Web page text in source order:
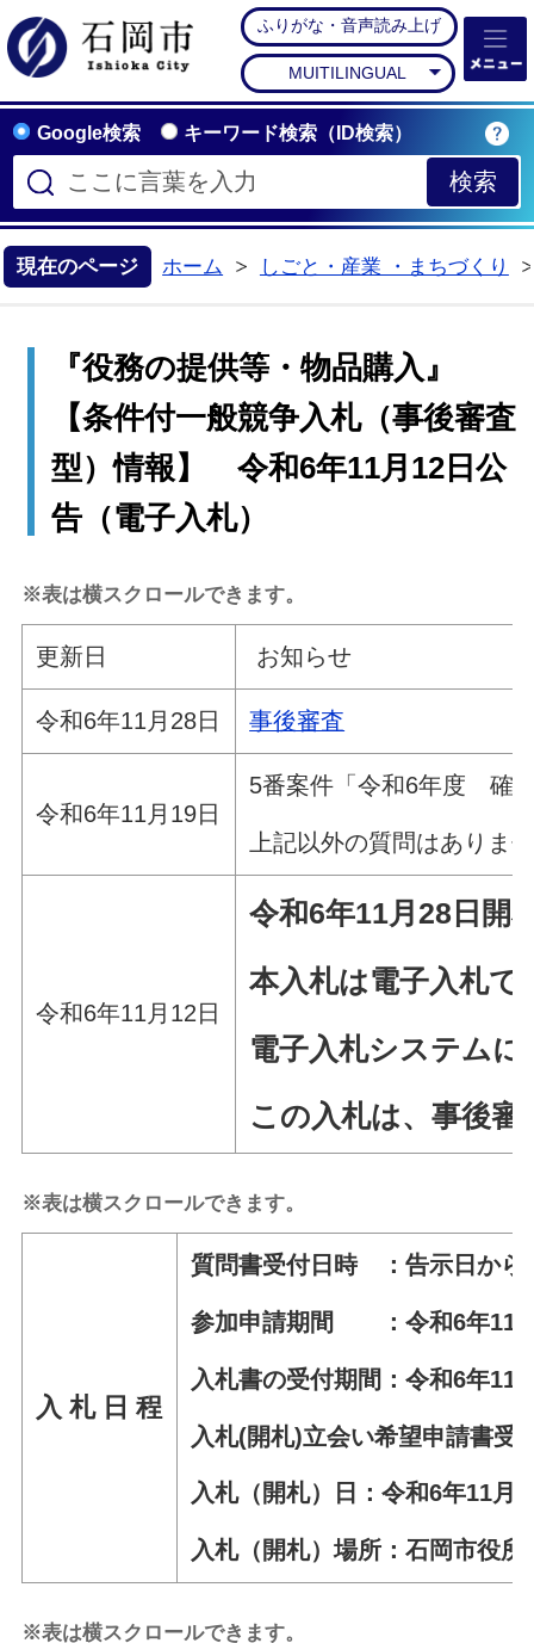
石岡市公式ホームペー
ふりがな・音声読み上げ
MUITILINGUAL
Google検索 キーワード検索（ID検索）
現在のページ ホーム
しごと・産業 ・まちづくり
『役務の提供等・物品購入』
【条件付一般競争入札（事後審査
型）情報】 令和6年11月12日公
告（電子入札）
※表は横スクロールできます。
更新日 お知らせ
令和6年11月28日 事後審査
令和6年11月19日
5番案件「令和6年度 確
上記以外の質問はありま
令和6年11月12日
令和6年11月28 日 開
本入札は電子入札で
電子入札システム
この入札は、事後
※表は横スクロールできます。
入 札 日 程
質問書受付日時 ：告示日から
参加申請期間 ：令和6年11月
入札書の受付期間：令和6年11
入札(開札)立会い希望申請書受
入札（開札）日：令和6年11月
入札（開札）場所：石岡市役
※表は横スクロールできます。